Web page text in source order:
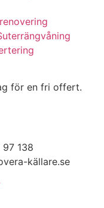
för en fri offert.
138
källare.se